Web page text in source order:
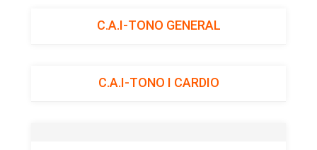
C.A.I-TONO GENERAL
C.A.I-TONO I CARDIO